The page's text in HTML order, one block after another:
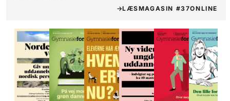
LÆSMAGASIN #37ONLINE